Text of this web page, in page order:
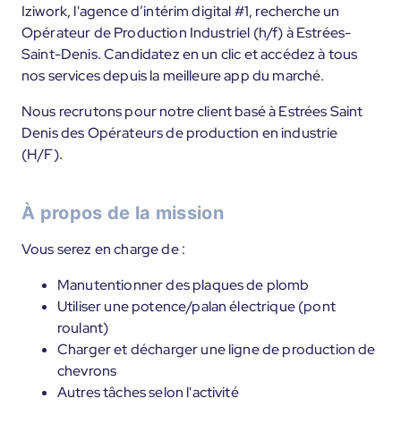
Iziwork, l'agence d’intérim digital #1, recherche un
Opérateur de Production Industriel (h/f) à Estrées-
Saint-Denis. Candidatez en un clic et accédez à tous
nos services depuis la meilleure app du marché.
Nous recrutons pour notre client basé à Estrées Saint
Denis des Opérateurs de production en industrie
(H/F).
À propos de la mission
Vous serez en charge de :
Manutentionner des plaques de plomb
Utiliser une potence/palan électrique (pont
roulant)
Charger et décharger une ligne de production de
chevrons
Autres tâches selon l'activité